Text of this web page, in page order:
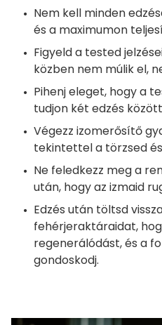
Nem kell minden
és a maximumon
Figyeld a tested
közben nem múlik el,
Pihenj eleget, hogy a
tudjon két edzés
Végezz izomerősítő
tekintettel a törzsed
Ne feledkezz meg a
után, hogy az izmaid
Edzés után töltsd
fehérjeraktáraidat,
regenerálódást, és a
gondoskodj.